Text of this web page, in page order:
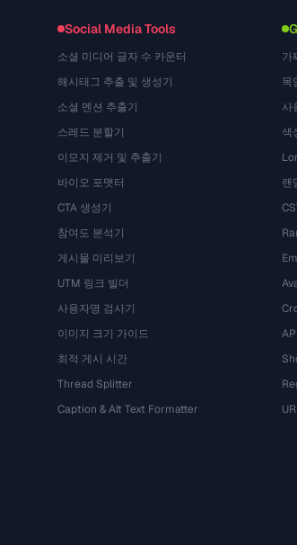
Social Media Tools
소셜 미디어 글자 수 카운터
해시태그 추출 및 생성기
소셜 멘션 추출기
스레드 분할기
이모지 제거 및 추출기
바이오 포맷터
CTA 생성기
참여도 분석기
게시물 미리보기
UTM 링크 빌더
사용자명 검사기
이미지 크기 가이드
최적 게시 시간
Thread Splitter
Caption & Alt Text Formatter
가
목
사
색
랜